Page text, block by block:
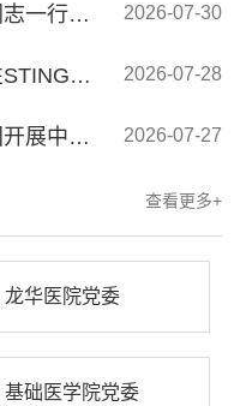
上海市政府党组成员舒庆同志一行来校调研智库建设工作 2026-07-30
我校团队研发了细胞选择性STING激活多糖免疫调节剂用于肿瘤治疗 2026-07-28
我校代表团赴突尼斯、法国开展中医药交流合作 2026-07-27
查看更多+
龙华医院党委
基础医学院党委